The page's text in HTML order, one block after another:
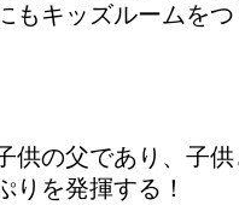
もキッズルームを
供の父であり、子
りを発揮する！